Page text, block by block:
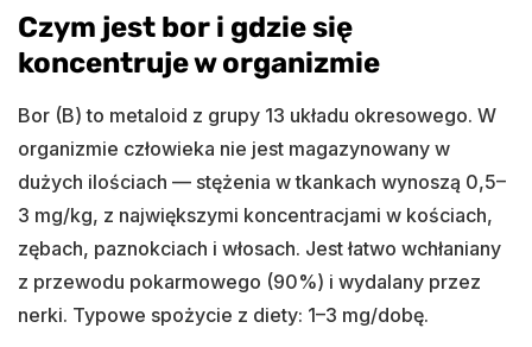
Czym jest bor i gdzie się
koncentruje w organizmie
Bor (B) to metaloid z grupy 13 układu okresowego. W
organizmie człowieka nie jest magazynowany w
dużych ilościach — stężenia w tkankach wynoszą 0,5–
3 mg/kg, z największymi koncentracjami w kościach,
zębach, paznokciach i włosach. Jest łatwo wchłaniany
z przewodu pokarmowego (90%) i wydalany przez
nerki. Typowe spożycie z diety: 1–3 mg/dobę.